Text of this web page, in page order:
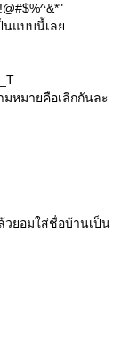
ป็นแบบนี้เล
มหมายคือเลิกกันละ
วยอมใส่ชื่อบ้านเป็น